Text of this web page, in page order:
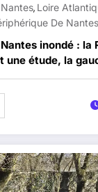
, Loire
De Nantes
inondé : la
une étude, la
de François de